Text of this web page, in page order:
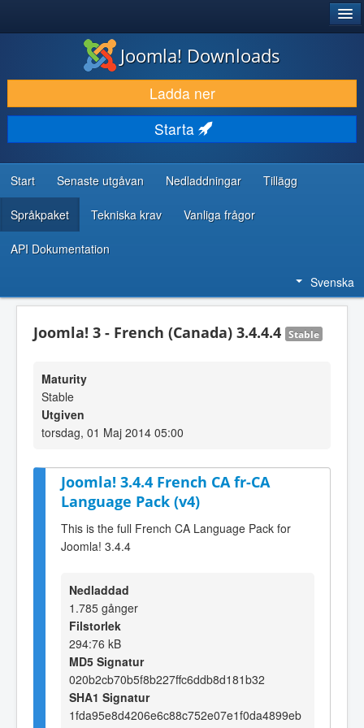
LADDA NER & UTÖKA
UPPTÄCK & LÄR
GEMENSKAP & SUPPORT
RESURSER FÖR UTVECKLARE
Joomla! Downloads
Ladda ner
Starta
Start Senaste utgåvan Nedladdningar Tillägg
Språkpaket Tekniska krav Vanliga frågor
API Dokumentation
Svenska
Joomla! 3 - French (Canada) 3.4.4.4 Stable
Maturity
Stable
Utgiven
torsdag, 01 Maj 2014 05:00
Joomla! 3.4.4 French CA fr-CA
Language Pack (v4)
This is the full French CA Language Pack for
Joomla! 3.4.4
Nedladdad
1.785 gånger
Filstorlek
294:76 kB
MD5 Signatur
020b2cb70b5f8b227ffc6ddb8d181b32
SHA1 Signatur
1fda95e8d4206e6c88c752e07e1f0da4899eb